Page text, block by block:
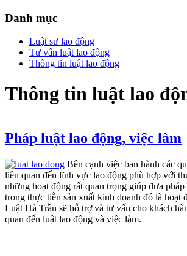
Danh mục
Luật sư lao động
Tư vấn luật lao động
Thông tin luật lao động
Thông tin luật lao
Pháp luật lao động, việc làm
Bên cạnh việc ban hành các
liên quan đến lĩnh vực lao động phù hợp với
những hoạt động rất quan trọng giúp đưa
trong thực tiễn sản xuất kinh doanh đó là hoạt
Luật Hà Trần sẽ hỗ trợ và tư vấn cho khách
quan đến luật lao động và việc làm.